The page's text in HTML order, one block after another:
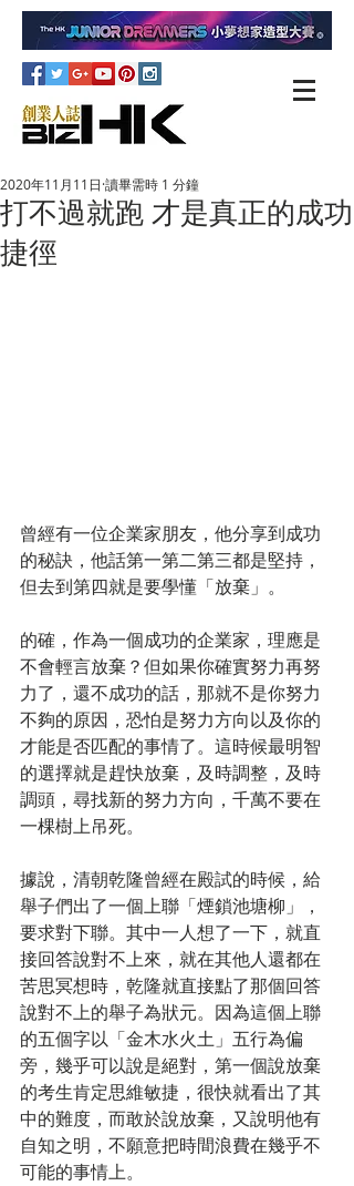
打不過就跑 才是真正的成功
捷徑
2020年11月11日 讀畢需時 1 分鐘
曾經有一位企業家朋友，他分享到成功
的秘訣，他話第一第二第三都是堅持，
但去到第四就是要學懂「放棄」。
的確，作為一個成功的企業家，理應是
不會輕言放棄？但如果你確實努力再努
力了，還不成功的話，那就不是你努力
不夠的原因，恐怕是努力方向以及你的
才能是否匹配的事情了。這時候最明智
的選擇就是趕快放棄，及時調整，及時
調頭，尋找新的努力方向，千萬不要在
一棵樹上吊死。
據說，清朝乾隆曾經在殿試的時候，給
舉子們出了一個上聯「煙鎖池塘柳」，
要求對下聯。其中一人想了一下，就直
接回答說對不上來，就在其他人還都在
苦思冥想時，乾隆就直接點了那個回答
說對不上的舉子為狀元。因為這個上聯
的五個字以「金木水火土」五行為偏
旁，幾乎可以說是絕對，第一個說放棄
的考生肯定思維敏捷，很快就看出了其
中的難度，而敢於說放棄，又說明他有
自知之明，不願意把時間浪費在幾乎不
可能的事情上。